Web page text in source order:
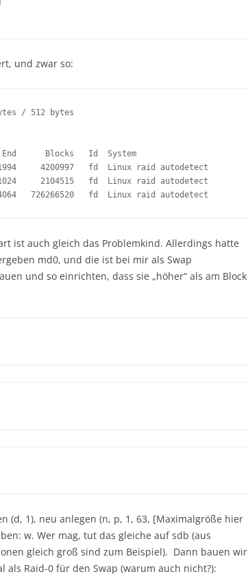
und zwar so:
/ 512 bytes
Blocks   Id  System
4200997   fd  Linux raid autodetect
2104515   fd  Linux raid autodetect
726266520   fd  Linux raid autodetect
ist auch gleich das Problemkind. Allerdings hatte
md0, und die ist bei mir als Swap
und so einrichten, dass sie „höher“ als am Block
(d, 1), neu anlegen (n, p, 1, 63, [Maximalgröße hier
w. Wer mag, tut das gleiche auf sdb (aus
gleich groß sind zum Beispiel). Dann bauen wir
als Raid-0 für den Swap (warum auch nicht?):